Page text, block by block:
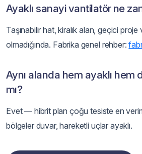
Ayaklı sanayi vantilatör ne
Taşınabilir hat, kiralık alan, geçici
olmadığında. Fabrika genel rehber:
Aynı alanda hem ayaklı hem
mı?
Evet — hibrit plan çoğu tesiste en
bölgeler duvar, hareketli uçlar ayaklı.